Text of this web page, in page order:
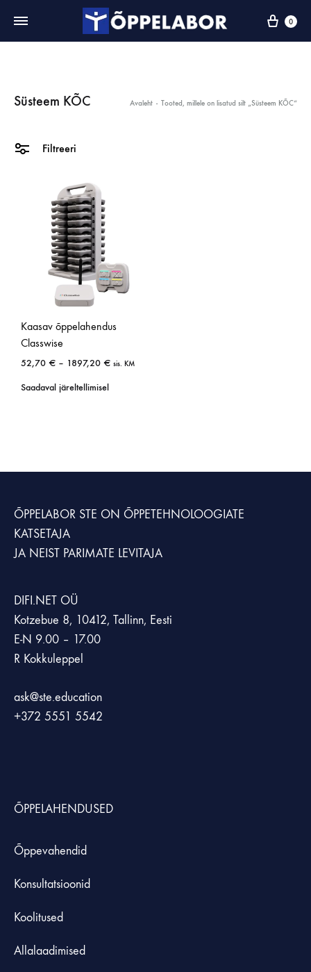
0
Süsteem KÕC Avaleht - Tooted, millele on lisatud silt „Süsteem KÕC“
Filtreeri
Kaasav õppelahendus
Classwise
52,70 € – 1897,20 € sis. KM
Saadaval järeltellimisel
ÕPPELABOR STE ON ÕPPETEHNOLOOGIATE
KATSETAJA
JA NEIST PARIMATE LEVITAJA
DIFI.NET OÜ
Kotzebue 8, 10412, Tallinn, Eesti
E-N 9.00 – 17.00
R Kokkuleppel
ask@ste.education
+372 5551 5542
ÕPPELAHENDUSED
Õppevahendid
Konsultatsioonid
Koolitused
Allalaadimised